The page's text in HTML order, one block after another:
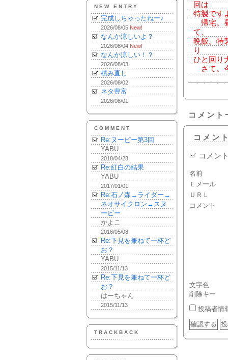
NEW ENTRY
完成しちゃったねー♪
2026/08/05 New!
なんか涼しいよ？
2026/08/04 New!
なんか涼しい！？
2026/08/03
積み直し
2026/08/02
ネタ豊富
2026/08/01
COMMENT
Re:ヌーピー第3回
YABU
2018/04/23
Re:紅白の結果
YABU
2017/01/01
Re:石ノ森→ライダー→
ネオサイクロン→スヌ
ーピー
かよこ
2016/05/08
Re:下見を兼ねて一杯ど
お？
YABU
2015/11/13
Re:下見を兼ねて一杯ど
お？
はーちゃん
2015/11/13
TRACKBACK
回は
特製です
帰宅。
て、
晩飯。特
り
ひと回り
さて。
コメント
コメン
コメン
名前
Ｅメール
ＵＲＬ
コメント
文字色
削除キー
投稿者情